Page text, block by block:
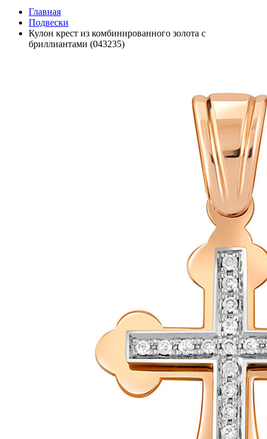
Главная
Подвески
Кулон крест из комбинированного золота с
бриллиантами (043235)